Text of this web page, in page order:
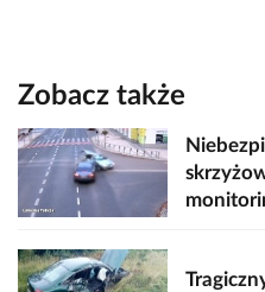
Zobacz także